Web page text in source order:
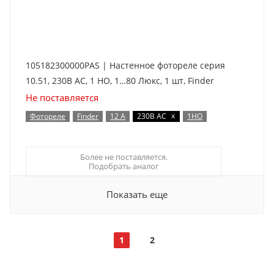
105182300000PAS | Настенное фотореле серия
10.51, 230В AC, 1 НО, 1…80 Люкс, 1 шт, Finder
Не поставляется
Фотореле Finder 12 А 230В AC x 1НО
Более не поставляется.
Подобрать аналог
Показать еще
1 2